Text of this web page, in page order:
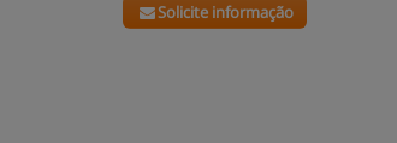
Solicite informação